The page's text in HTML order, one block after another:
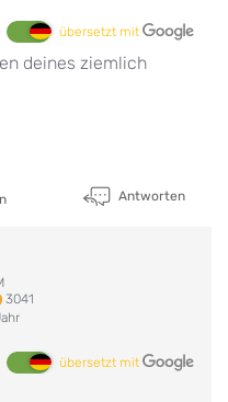
übersetzt mit
deines ziemlich
Antworten
3041
übersetzt mit